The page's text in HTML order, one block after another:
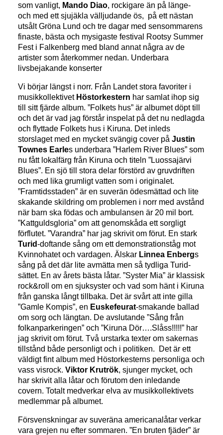
som vanligt, Mando Diao, rockigare än på länge-
och med ett sjujäkla välljudande ös, på ett nästan
utsålt Gröna Lund och tre dagar med sensommarens
finaste, bästa och mysigaste festival Rootsy Summer
Fest i Falkenberg med bland annat några av de
artister som återkommer nedan. Underbara
livsbejakande konserter
Vi börjar längst i norr. Från Landet stora favoriter i
musikkollektivet Höstorkestern har samlat ihop sig
till sitt fjärde album. ”Folkets hus” är albumet döpt till
och det är vad jag förstår inspelat på det nu nedlagda
och flyttade Folkets hus i Kiruna. Det inleds
storslaget med en mycket svängig cover påJustin
Townes Earles underbara ”Harlem River Blues” som
nu fått lokalfärg från Kiruna och titeln ”Luossajärvi
Blues”. En sjö till stora delar förstörd av gruvdriften
och med lika grumligt vatten som i originalet.
”Framtidsstaden” är en suverän ödesmättad och lite
skakande skildring om problemen i norr med avstånd
när barn ska födas och ambulansen är 20 mil bort.
”Kattguldsgloria” om att genomskåda ett sorgligt
förflutet. ”Varandra” har jag skrivit om förut. En stark
Turid-doftande sång om ett demonstrationståg mot
Kvinnohatet och vardagen. Älskar Linnea Enbergs
sång på det där lite avmätta men så tydliga Turid-
sättet. En av årets bästa låtar. ”Syster Mia” är klassisk
rock&roll om en sjuksyster och vad som hänt i Kiruna
från ganska långt tillbaka. Det är svårt att inte gilla
”Gamle Kompis”, en Euskefeurat-smakande ballad
om sorg och längtan. De avslutande ”Sång från
folkanparkeringen” och ”Kiruna Dör….Slåss!!!!!” har
jag skrivit om förut. Två urstarka texter om sakernas
tillstånd både personligt och i politiken. Det är ett
väldigt fint album med Höstorkesterns personliga och
vass visrock.Viktor Krutrök, sjunger mycket, och
har skrivit alla låtar och förutom den inledande
covern. Totalt medverkar elva av musikkollektivets
medlemmar på albumet.
Försvenskningar av suveräna americanalåtar verkar
vara grejen nu efter sommaren. ”En bruten fjäder” är